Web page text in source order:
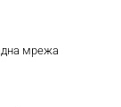
мрежа